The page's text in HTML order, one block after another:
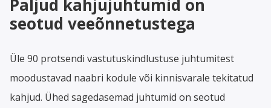
Paljud kahjujuhtumid on
seotud veeõnnetustega
Üle 90 protsendi vastutuskindlustuse juhtumitest
moodustavad naabri kodule või kinnisvarale tekitatud
kahjud. Ühed sagedasemad juhtumid on seotud